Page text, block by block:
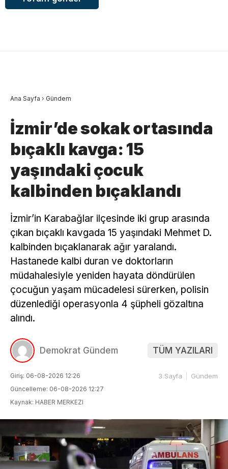
Ana Sayfa › Gündem
İzmir’de sokak ortasında
bıçaklı kavga: 15
yaşındaki çocuk
kalbinden bıçaklandı
İzmir’in Karabağlar ilçesinde iki grup arasında
çıkan bıçaklı kavgada 15 yaşındaki Mehmet D.
kalbinden bıçaklanarak ağır yaralandı.
Hastanede kalbi duran ve doktorların
müdahalesiyle yeniden hayata döndürülen
çocuğun yaşam mücadelesi sürerken, polisin
düzenlediği operasyonla 4 şüpheli gözaltına
alındı.
Demokrat Gündem TÜM YAZILARI
Giriş: 06-08-2026 12:26
Güncelleme: 06-08-2026 12:27
Kaynak: HABER MERKEZI
3.Sayfa Gündem